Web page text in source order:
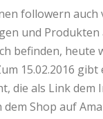
followern auch
und Produkten
befinden, heute
15.02.2016 gibt
die als Link dem
Shop auf